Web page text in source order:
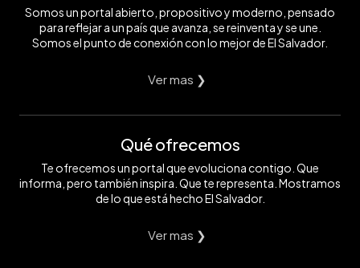
Somos un portal abierto, propositivo y moderno, pensado
para reflejar a un país que avanza, se reinventa y se une.
Somos el punto de conexión con lo mejor de El Salvador.
Ver mas ❯
Qué ofrecemos
Te ofrecemos un portal que evoluciona contigo. Que
informa, pero también inspira. Que te representa. Mostramos
de lo que está hecho El Salvador.
Ver mas ❯